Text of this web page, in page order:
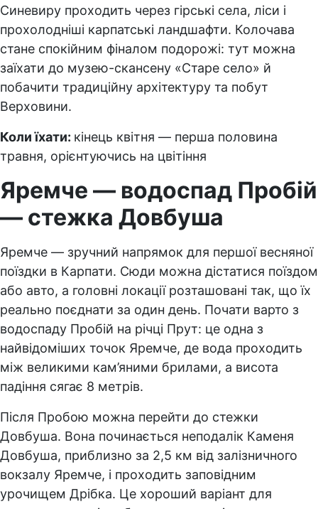
Синевиру проходить через гірські села, ліси і
прохолодніші карпатські ландшафти. Колочава
стане спокійним фіналом подорожі: тут можна
заїхати до музею-скансену «Старе село» й
побачити традиційну архітектуру та побут
Верховини.
Коли їхати: кінець квітня — перша половина
травня, орієнтуючись на цвітіння
Яремче — водоспад Пробій
— стежка Довбуша
Яремче — зручний напрямок для першої весняної
поїздки в Карпати. Сюди можна дістатися поїздом
або авто, а головні локації розташовані так, що їх
реально поєднати за один день. Почати варто з
водоспаду Пробій на річці Прут: це одна з
найвідоміших точок Яремче, де вода проходить
між великими кам’яними брилами, а висота
падіння сягає 8 метрів.
Після Пробою можна перейти до стежки
Довбуша. Вона починається неподалік Каменя
Довбуша, приблизно за 2,5 км від залізничного
вокзалу Яремче, і проходить заповідним
урочищем Дрібка. Це хороший варіант для